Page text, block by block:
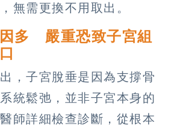
無需更換不用取出。
多 嚴重恐致子宮組
，子宮脫垂是因為支撐骨
統鬆弛，並非子宮本身的
師詳細檢查診斷，從根本